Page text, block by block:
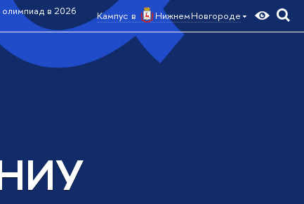
Кампус в Нижнем Новгороде
олимпиад в 2026
НИУ